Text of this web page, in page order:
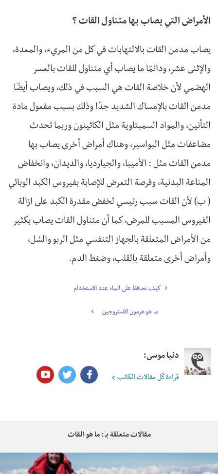
الأمراض التي يصاب بها متناول القات ؟
يصاب مدمن القات بالالتهابات في كل من المريء، والمعدة،
والإثنى عشر، ودائمًا ما يصاب أي متناول للقات بالعسر
الهضمي لأن خلاصة القات هي السبب في ذلك، ويصاب أيضًا
مدمن القات بالإمساك الشديد جدًا وذلك بسبب مفعول مادة
التأنين، والمواد السمبتاوية مثل الكاثينون وربما تحدث
مضاعفات مثل البواسير، وهناك أمراض أخرى يصاب بها
مدمن القات مثل : الأميبا، والجيارديا، والديدان، وانخفاض
المناعة البدنية، وفرصة التعرض للإصابة بفيروس الكبد الوبائي
( ب) لأن القات سبب رئيسي لخفض مقدرة الكبد على ازالة
الفيروس المسبب للمرض، كما أن متناول القات يصاب بكثير
من الأمراض المتعلقة بالجهاز التنفسي مثل الربو والسُل،
وأمراض أخرى متعلقة بالقلب، وضغط الدم.
كيف نحافظ على الماء عند الاستخدام
ما هو هرمون الاستروجين
دنيا موسى:
قراءة كُل مقالات الكاتب
مقالات متعلقة بـ : ما هو القات